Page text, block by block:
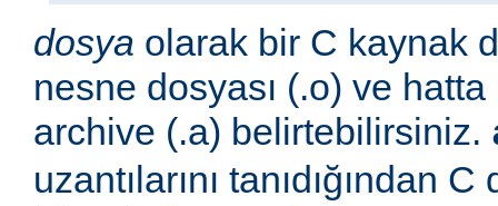
dosya olarak bir C kaynak
nesne dosyası (.o) ve
archive (.a) belirtebilirsiniz.
uzantılarını tanıdığından